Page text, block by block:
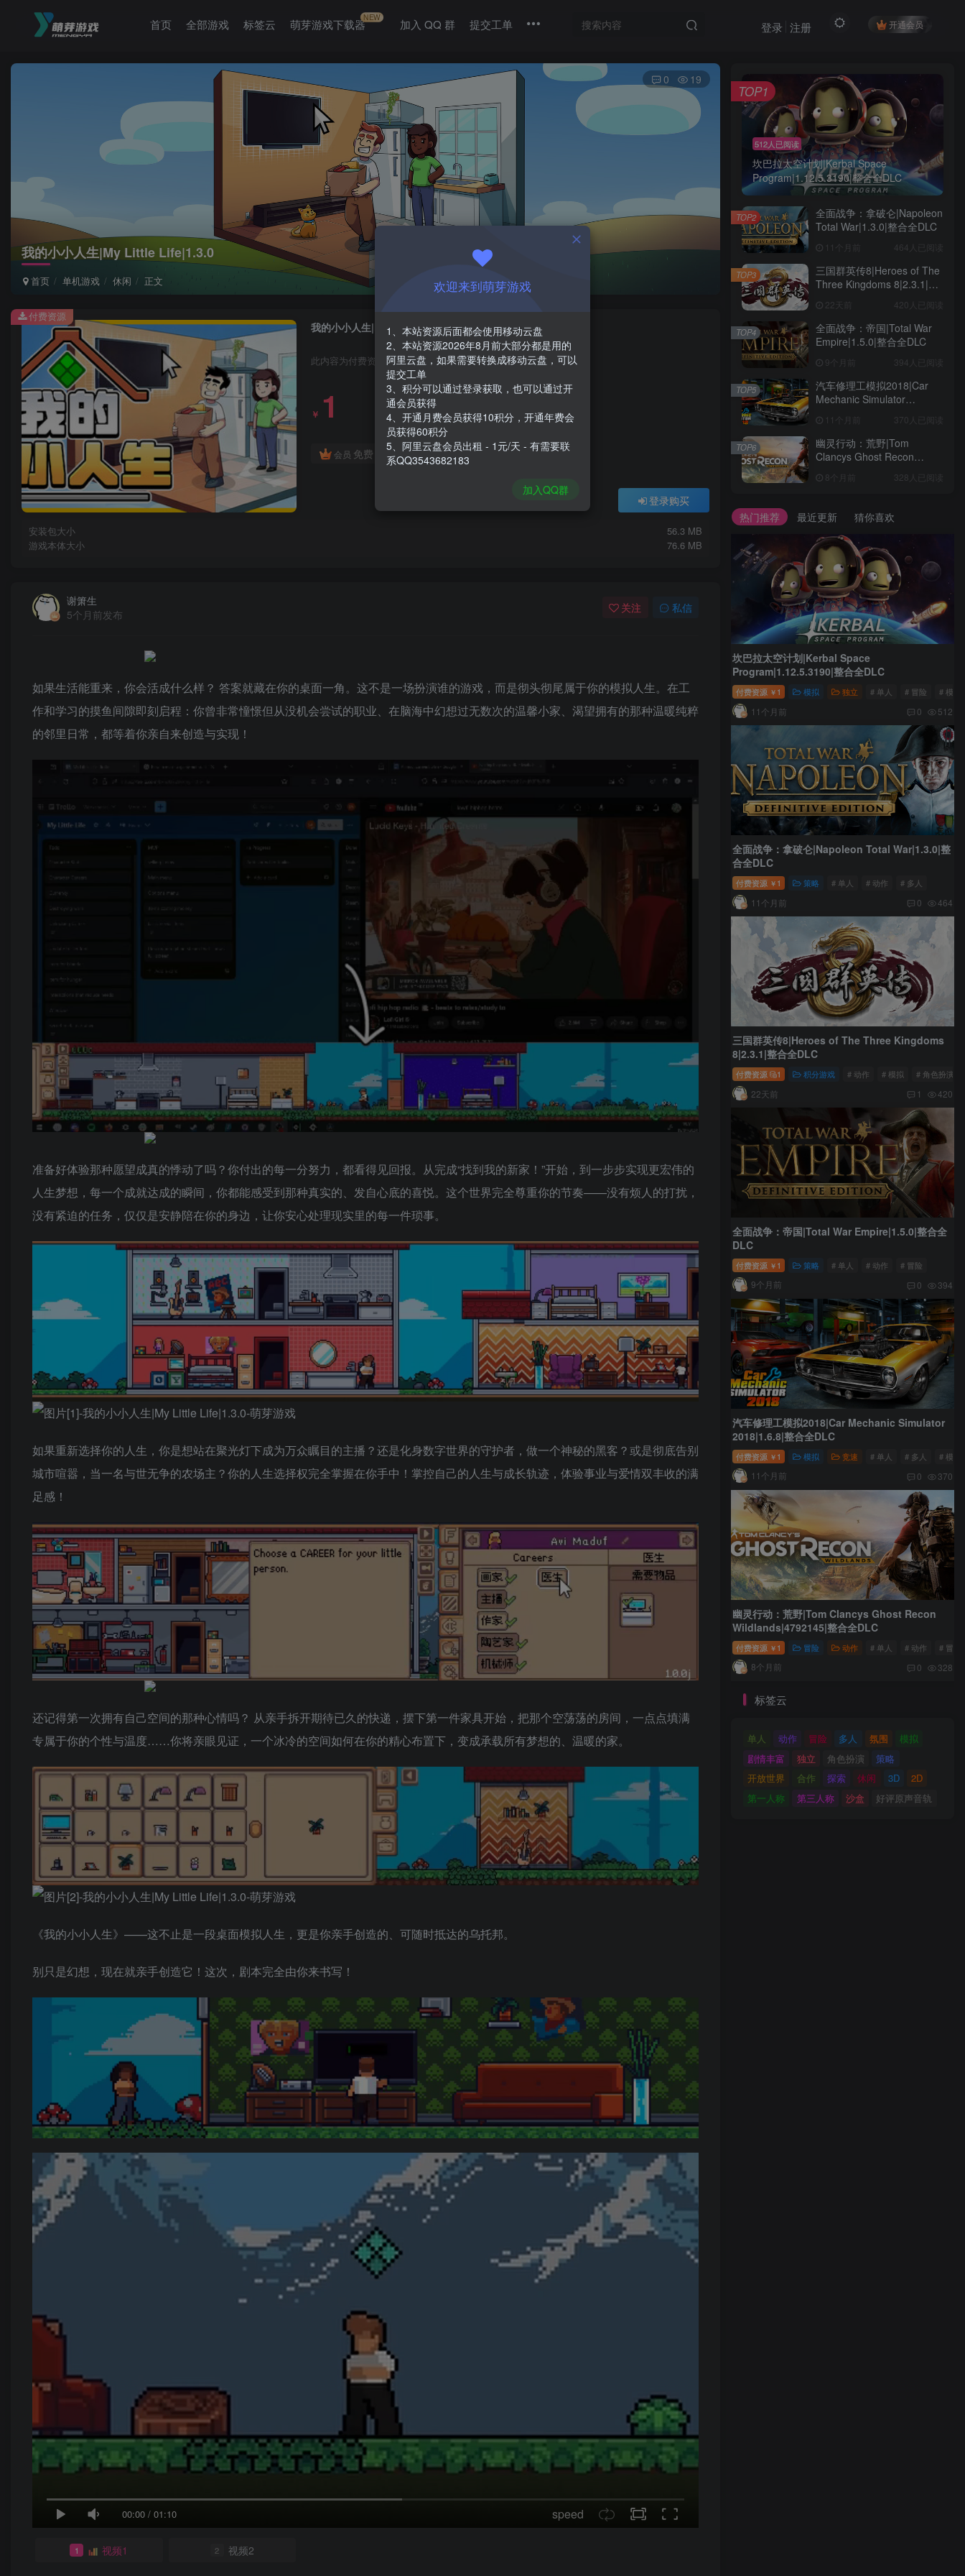
首页 全部游戏 标签云 萌芽游戏下载器NEW 加入 QQ 群 提交工单 开通会员
登录 注册
我的小小人生|My Little Life|1.3.0
首页 单机游戏 休闲 正文
0 19
我的小小人生|My Little Life|1.3.0
此内容为付费资源，请付费后查看
￥ 1
会员 免费
登录购买
安装包大小
56.3 MB
游戏本体大小
76.6 MB
付费资源
谢箫生
5个月前发布
关注 私信
如果生活能重来，你会活成什么样？ 答案就藏在你的桌面一角。这不是一场扮演谁的游戏，而是彻头彻尾属于你的模拟人生。在工
作和学习的摸鱼间隙即刻启程：你曾非常憧憬但从没机会尝试的职业、在脑海中幻想过无数次的温馨小家、渴望拥有的那种温暖纯粹
的邻里日常，都等着你亲自来创造与实现！
准备好体验那种愿望成真的悸动了吗？你付出的每一分努力，都看得见回报。从完成“找到我的新家！”开始，到一步步实现更宏伟的
人生梦想，每一个成就达成的瞬间，你都能感受到那种真实的、发自心底的喜悦。这个世界完全尊重你的节奏——没有烦人的打扰，
没有紧迫的任务，仅仅是安静陪在你的身边，让你安心处理现实里的每一件琐事。
如果重新选择你的人生，你是想站在聚光灯下成为万众瞩目的主播？还是化身数字世界的守护者，做一个神秘的黑客？或是彻底告别
城市喧嚣，当一名与世无争的农场主？你的人生选择权完全掌握在你手中！掌控自己的人生与成长轨迹，体验事业与爱情双丰收的满
足感！
还记得第一次拥有自己空间的那种心情吗？ 从亲手拆开期待已久的快递，摆下第一件家具开始，把那个空荡荡的房间，一点点填满
专属于你的个性与温度……你将亲眼见证，一个冰冷的空间如何在你的精心布置下，变成承载所有梦想的、温暖的家。
《我的小小人生》——这不止是一段桌面模拟人生，更是你亲手创造的、可随时抵达的乌托邦。
别只是幻想，现在就亲手创造它！这次，剧本完全由你来书写！
00:00 / 01:10 speed
1 视频1 2 视频2
512人已阅读
坎巴拉太空计划|Kerbal Space
Program|1.12.5.3190|整合全DLC
TOP1
全面战争：拿破仑|Napoleon
Total War|1.3.0|整合全DLC
11个月前 464人已阅读
TOP2
三国群英传8|Heroes of The
Three Kingdoms 8|2.3.1|整
22天前 420人已阅读
TOP3
全面战争：帝国|Total War
Empire|1.5.0|整合全DLC
9个月前 394人已阅读
TOP4
汽车修理工模拟2018|Car
Mechanic Simulator
11个月前 370人已阅读
TOP5
幽灵行动：荒野|Tom
Clancys Ghost Recon
DLC8个月前 328人已阅读
TOP6
热门推荐 最近更新 猜你喜欢
坎巴拉太空计划|Kerbal Space
Program|1.12.5.3190|整合全DLC
付费资源 ￥ 1 模拟 独立 # 单人 # 冒险 # 模拟
11个月前 0 512
全面战争：拿破仑|Napoleon Total War|1.3.0|整
合全DLC
付费资源 ￥ 1 策略 # 单人 # 动作 # 多人
11个月前 0 464
三国群英传8|Heroes of The Three Kingdoms
8|2.3.1|整合全DLC
付费资源 1 积分游戏 # 动作 # 模拟 # 角色扮演
22天前 1 420
全面战争：帝国|Total War Empire|1.5.0|整合全
DLC
付费资源 ￥ 1 策略 # 单人 # 动作 # 冒险
9个月前 0 394
汽车修理工模拟2018|Car Mechanic Simulator
2018|1.6.8|整合全DLC
付费资源 ￥ 1 模拟 竞速 # 单人 # 多人 # 模拟
11个月前 0 370
幽灵行动：荒野|Tom Clancys Ghost Recon
Wildlands|4792145|整合全DLC
付费资源 ￥ 1 冒险 动作 # 单人 # 动作 # 冒险
8个月前 0 328
标签云
单人 动作 冒险 多人 氛围
模拟
剧情丰富
独立 角色扮演
策略
开放世界
合作 探索 休闲 3D
2D
第一人称
第三人称 沙盒 好评原声音轨
欢迎来到萌芽游戏
1、本站资源后面都会使用移动云盘
2、本站资源2026年8月前大部分都是用的
阿里云盘，如果需要转换成移动云盘，可以
提交工单
3、积分可以通过登录获取，也可以通过开
通会员获得
4、开通月费会员获得10积分，开通年费会
员获得60积分
5、阿里云盘会员出租 - 1元/天 - 有需要联
系QQ3543682183
加入QQ群